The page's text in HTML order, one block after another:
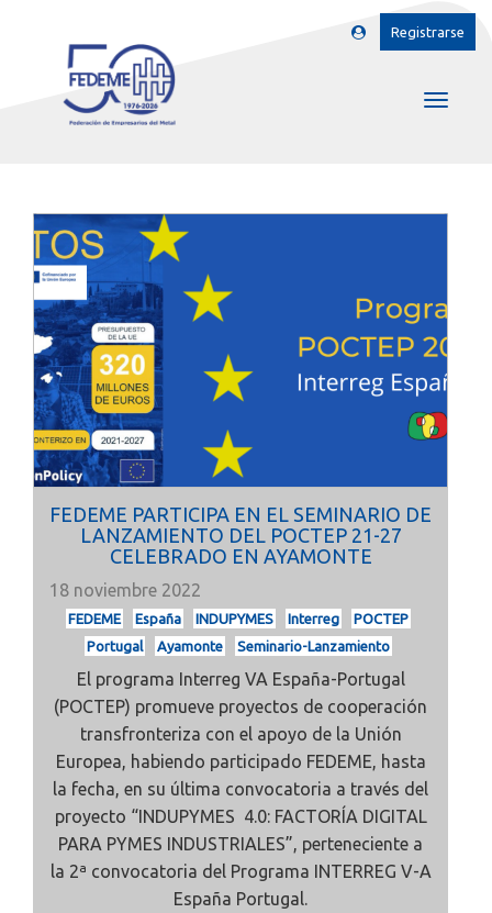
Registrarse
FEDEME PARTICIPA EN EL SEMINARIO DE
LANZAMIENTO DEL POCTEP 21-27
CELEBRADO EN AYAMONTE
18 noviembre 2022
FEDEME España INDUPYMES Interreg
POCTEP
Portugal
Ayamonte Seminario-Lanzamiento
El programa Interreg VA España-Portugal
(POCTEP) promueve proyectos de cooperación
transfronteriza con el apoyo de la Unión
Europea, habiendo participado FEDEME, hasta
la fecha, en su última convocatoria a través del
proyecto “INDUPYMES 4.0: FACTORÍA DIGITAL
PARA PYMES INDUSTRIALES”, perteneciente a
la 2ª convocatoria del Programa INTERREG V-A
España Portugal.